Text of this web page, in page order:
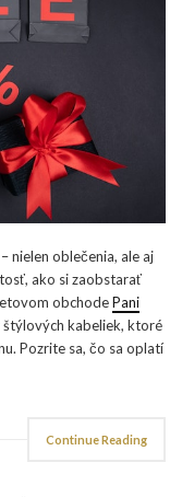
nielen oblečenia, ale aj
ako si zaobstarať
obchodePani
kabeliek, ktoré
Pozrite sa, čo sa oplatí
Continue Reading